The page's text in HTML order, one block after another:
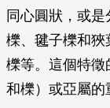
同心圓狀，或
櫟、毽子櫟和狹
櫟等。這個特徵
和櫟）或亞屬的